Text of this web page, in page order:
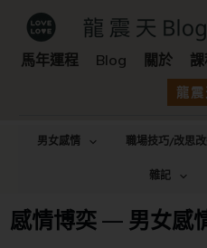
馬年運程 Blog 關於
龍
男女感情 職場技巧/改思
雜記
感情博奕 — 男女感